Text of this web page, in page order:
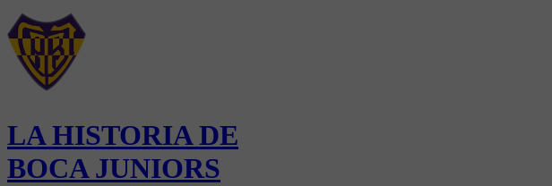
LA HISTORIA DE
BOCA JUNIORS